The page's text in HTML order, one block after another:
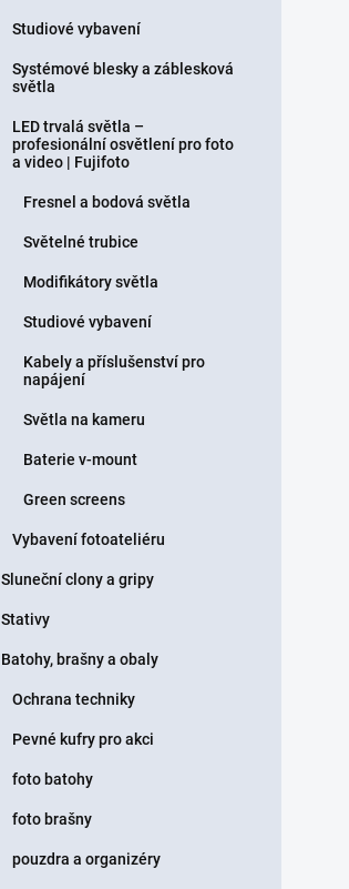
Studiové vybavení
Systémové blesky a záblesková
světla
LED trvalá světla –
profesionální osvětlení pro foto
a video | Fujifoto
Fresnel a bodová světla
Světelné trubice
Modifikátory světla
Studiové vybavení
Kabely a příslušenství pro
napájení
Světla na kameru
Baterie v-mount
Green screens
Vybavení fotoateliéru
Sluneční clony a gripy
Stativy
Batohy, brašny a obaly
Ochrana techniky
Pevné kufry pro akci
foto batohy
foto brašny
pouzdra a organizéry